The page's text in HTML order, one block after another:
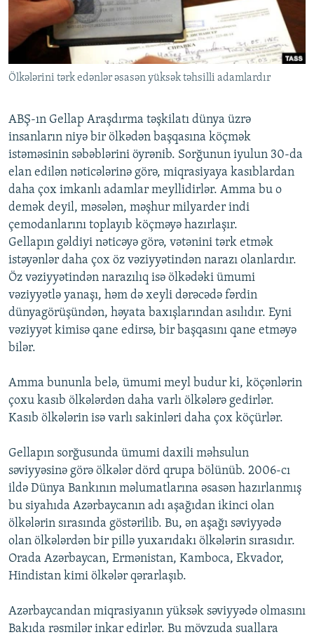
İNFOQRAFIKA
KARIKATURA
AZƏRBAYCAN ƏDƏBIYYATI KITABXANASI
İSLAM VƏ DEMOKRATIYA
İZ - MƏDƏNIYYƏT PROQRAMI
MISSIYAMIZ
PEŞƏ ETIKASI VƏ JURNALISTIKA STANDARTLARIMIZ
MATERIALLARIMIZDAN ISTIFADƏ
AZADLIQRADIOSU MOBIL TELEFONUNUZDA
XƏBƏR BÜLLETENLƏRIMIZ
BIZI IZLƏ
RFE/RL-in bütün saytları
Ölkələrini tərk edənlər əsasən yüksək təhsilli adamlardır
ABŞ-ın Gellap Araşdırma təşkilatı dünya üzrə
insanların niyə bir ölkədən başqasına köçmək
istəməsinin səbəblərini öyrənib. Sorğunun iyulun 30-da
elan edilən nəticələrinə görə, miqrasiyaya kasıblardan
daha çox imkanlı adamlar meyllidirlər. Amma bu o
demək deyil, məsələn, məşhur milyarder indi
çemodanlarını toplayıb köçməyə hazırlaşır.
Gellapın gəldiyi nəticəyə görə, vətənini tərk etmək
istəyənlər daha çox öz vəziyyətindən narazı olanlardır.
Öz vəziyyətindən narazılıq isə ölkədəki ümumi
vəziyyətlə yanaşı, həm də xeyli dərəcədə fərdin
dünyagörüşündən, həyata baxışlarından asılıdır. Eyni
vəziyyət kimisə qane edirsə, bir başqasını qane etməyə
bilər.
Amma bununla belə, ümumi meyl budur ki, köçənlərin
çoxu kasıb ölkələrdən daha varlı ölkələrə gedirlər.
Kasıb ölkələrin isə varlı sakinləri daha çox köçürlər.
Gellapın sorğusunda ümumi daxili məhsulun
səviyyəsinə görə ölkələr dörd qrupa bölünüb. 2006-cı
ildə Dünya Bankının məlumatlarına əsasən hazırlanmış
bu siyahıda Azərbaycanın adı aşağıdan ikinci olan
ölkələrin sırasında göstərilib. Bu, ən aşağı səviyyədə
olan ölkələrdən bir pillə yuxarıdakı ölkələrin sırasıdır.
Orada Azərbaycan, Ermənistan, Kamboca, Ekvador,
Hindistan kimi ölkələr qərarlaşıb.
Azərbaycandan miqrasiyanın yüksək səviyyədə olmasını
Bakıda rəsmilər inkar edirlər. Bu mövzuda suallara